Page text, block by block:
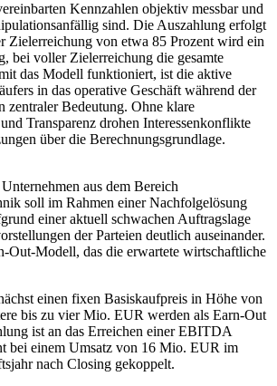
Kennzahlen objektiv messbar und
sind. Die Auszahlung erfolgt
Zielerreichung von etwa 85 Prozent wird ein
bei voller Zielerreichung die gesamte
das Modell funktioniert, ist die aktive
in das operative Geschäft während der
zentraler Bedeutung. Ohne klare
Transparenz drohen Interessenkonflikte
über die Berechnungsgrundlage.
aus dem Bereich
soll im Rahmen einer Nachfolgelösung
einer aktuell schwachen Auftragslage
der Parteien deutlich auseinander.
Out-Modell, das die erwartete wirtschaftliche
einen fixen Basiskaufpreis in Höhe von
bis zu vier Mio. EUR werden als Earn-Out
ist an das Erreichen einer EBITDA
bei einem Umsatz von 16 Mio. EUR im
nach Closing gekoppelt.